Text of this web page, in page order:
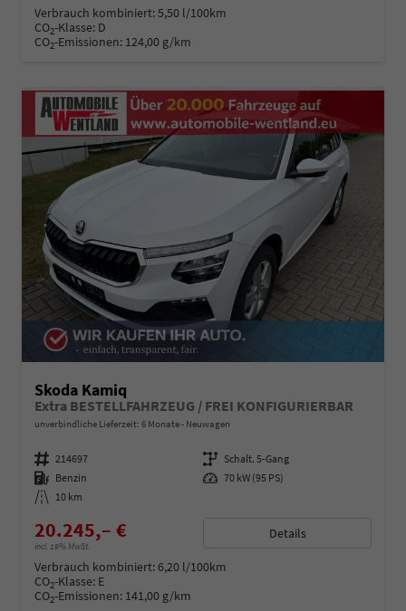
Verbrauch kombiniert:5,50 l/100km
CO2-Klasse: D
CO2-Emissionen: 124,00 g/km
Skoda Kamiq
Extra BESTELLFAHRZEUG / FREI KONFIGURIERBAR
unverbindliche Lieferzeit: 6 Monate Neuwagen
Fahrzeugnummer 214697 Getriebe Schalt. 5-Gang
Kraftstoff Benzin Leistung 70 kW (95 PS)
Kilometerstand 10 km
20.245,– €
incl. 19% MwSt.
Details
Verbrauch kombiniert:6,20 l/100km
CO2-Klasse: E
CO2-Emissionen: 141,00 g/km